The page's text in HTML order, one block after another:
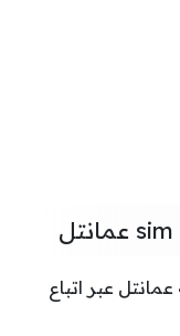
عبر اتباع